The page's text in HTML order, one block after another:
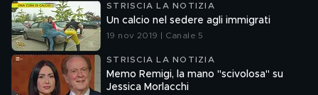
STRISCIA LA NOTIZIA
Un calcio nel sedere agli immigrati
19 nov 2019 | Canale 5
STRISCIA LA NOTIZIA
Memo Remigi, la mano "scivolosa" su
Jessica Morlacchi